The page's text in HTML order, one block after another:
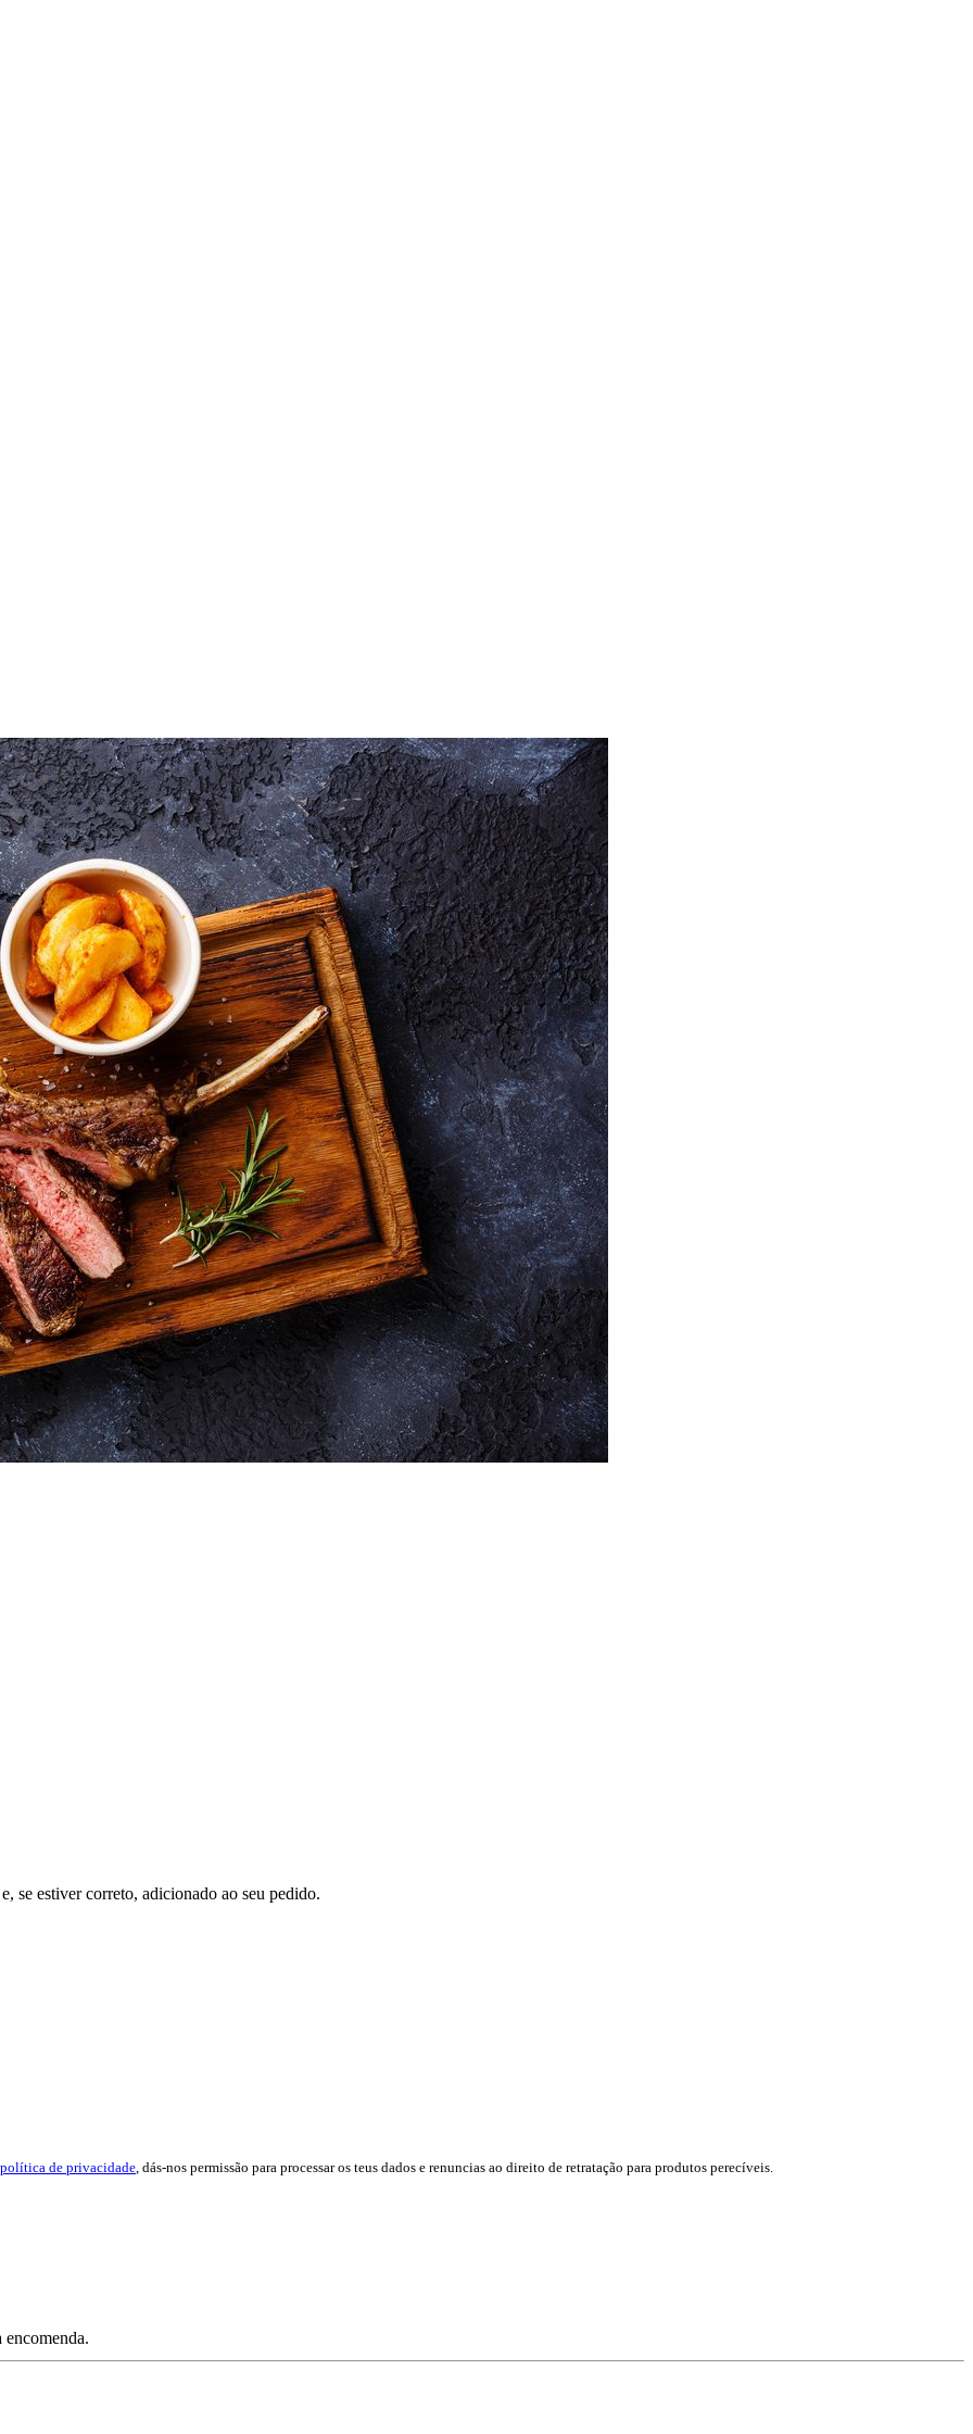
se estiver correto, adicionado ao seu pedido.
política de privacidade , dás-nos permissão para processar os teus dados e renuncias ao direito de retratação para produtos perecíveis.